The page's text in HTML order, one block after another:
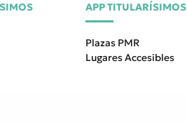
APP TITULARÍSIMOS
Plazas PMR
Lugares Accesibles